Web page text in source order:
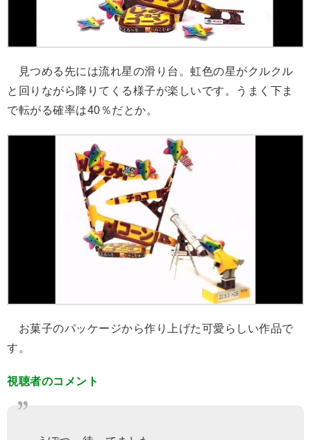
見つめる先には流れ星の滑り台。虹色の星がクルクル
と回りながら降りてくる様子が楽しいです。うまく下ま
で転がる確率は40％だとか。
お菓子のパッケージから作り上げた可愛らしい作品で
す。
視聴者のコメント